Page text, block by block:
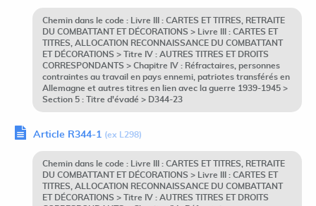
Chemin dans le code : Livre III : CARTES ET TITRES, RETRAITE
DU COMBATTANT ET DÉCORATIONS > Livre III : CARTES ET
TITRES, ALLOCATION RECONNAISSANCE DU COMBATTANT
ET DÉCORATIONS > Titre IV : AUTRES TITRES ET DROITS
CORRESPONDANTS > Chapitre IV : Réfractaires, personnes
contraintes au travail en pays ennemi, patriotes transférés en
Allemagne et autres titres en lien avec la guerre 1939-1945 >
Section 5 : Titre d'évadé > D344-23
Article R344-1 (ex L298)
Chemin dans le code : Livre III : CARTES ET TITRES, RETRAITE
DU COMBATTANT ET DÉCORATIONS > Livre III : CARTES ET
TITRES, ALLOCATION RECONNAISSANCE DU COMBATTANT
ET DÉCORATIONS > Titre IV : AUTRES TITRES ET DROITS